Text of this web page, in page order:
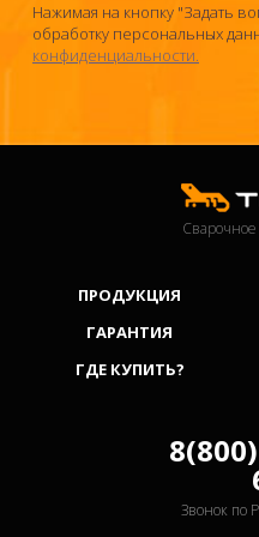
Нажимая на кнопку "Задать
обработку персональных
конфиденциальности.
ПРОДУКЦИЯ
ГАРАНТИЯ
ГДЕ КУПИТЬ?
Звонок по